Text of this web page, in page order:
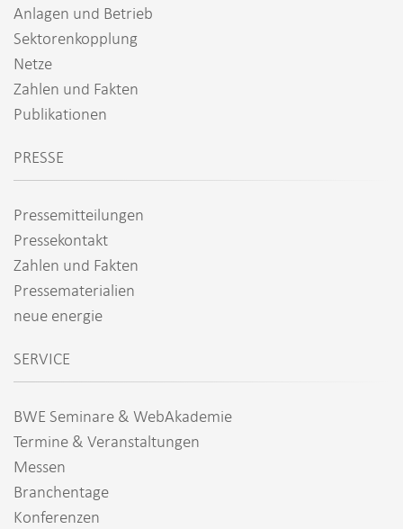
Anlagen und Betrieb
Sektorenkopplung
Netze
Zahlen und Fakten
Publikationen
PRESSE
Pressemitteilungen
Pressekontakt
Zahlen und Fakten
Pressematerialien
neue energie
SERVICE
BWE Seminare & WebAkademie
Termine & Veranstaltungen
Messen
Branchentage
Konferenzen